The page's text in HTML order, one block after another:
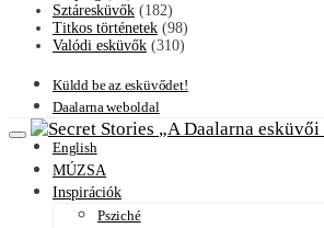
Sztáresküvők (182)
Titkos történetek (98)
Valódi esküvők (310)
Küldd be az esküvődet!
Daalarna weboldal
English
A Daalarna
MÚZSA
Inspirációk
Psziché